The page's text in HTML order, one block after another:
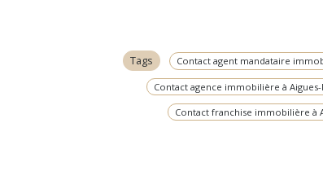
Tags Contact agent mandataire
Contact agence immobilière à Aigues-
Contact franchise immobilière à